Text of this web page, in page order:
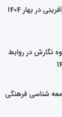
در بهار 1404
نگارش در روابط
شناسی فرهنگی